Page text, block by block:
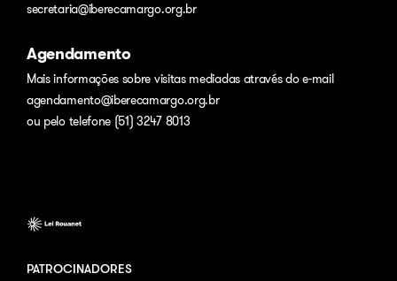
secretaria@iberecamargo.org.br
Agendamento
Mais informações sobre visitas mediadas através do e-mail
agendamento@iberecamargo.org.br
ou pelo telefone (51) 3247 8013
PATROCINADORES